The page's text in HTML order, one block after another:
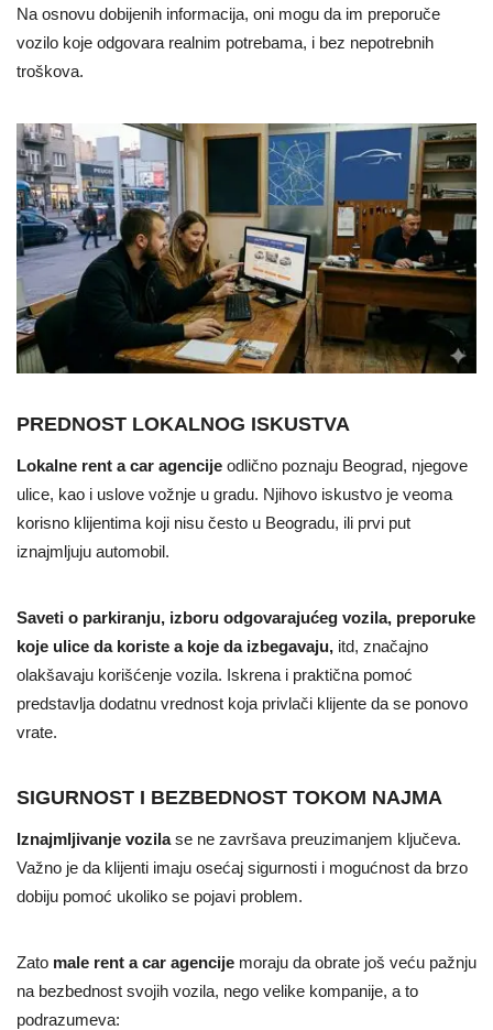
Na osnovu dobijenih informacija, oni mogu da im preporuče
vozilo koje odgovara realnim potrebama, i bez nepotrebnih
troškova.
PREDNOST LOKALNOG ISKUSTVA
Lokalne rent a car agencije odlično poznaju Beograd, njegove
ulice, kao i uslove vožnje u gradu. Njihovo iskustvo je veoma
korisno klijentima koji nisu često u Beogradu, ili prvi put
iznajmljuju automobil.
Saveti o parkiranju, izboru odgovarajućeg vozila, preporuke
koje ulice da koriste a koje da izbegavaju, itd, značajno
olakšavaju korišćenje vozila. Iskrena i praktična pomoć
predstavlja dodatnu vrednost koja privlači klijente da se ponovo
vrate.
SIGURNOST I BEZBEDNOST TOKOM NAJMA
Iznajmljivanje vozilase ne završava preuzimanjem ključeva.
Važno je da klijenti imaju osećaj sigurnosti i mogućnost da brzo
dobiju pomoć ukoliko se pojavi problem.
Zato male rent a car agencije moraju da obrate još veću pažnju
na bezbednost svojih vozila, nego velike kompanije, a to
podrazumeva: